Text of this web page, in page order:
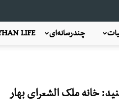
LIFE چندرسانه‌ای
خانه ملک الشعرای بهار